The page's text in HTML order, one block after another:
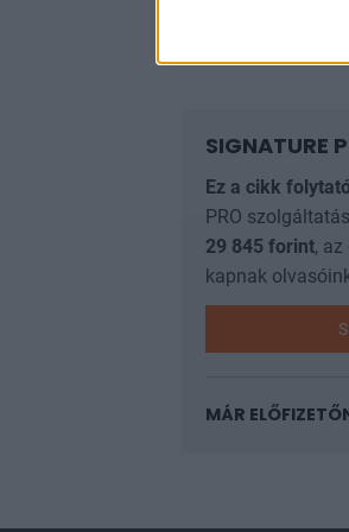
megállapított
SIGNATURE
Ez a cikk
PRO
29 845 forint,
kapnak
MÁR